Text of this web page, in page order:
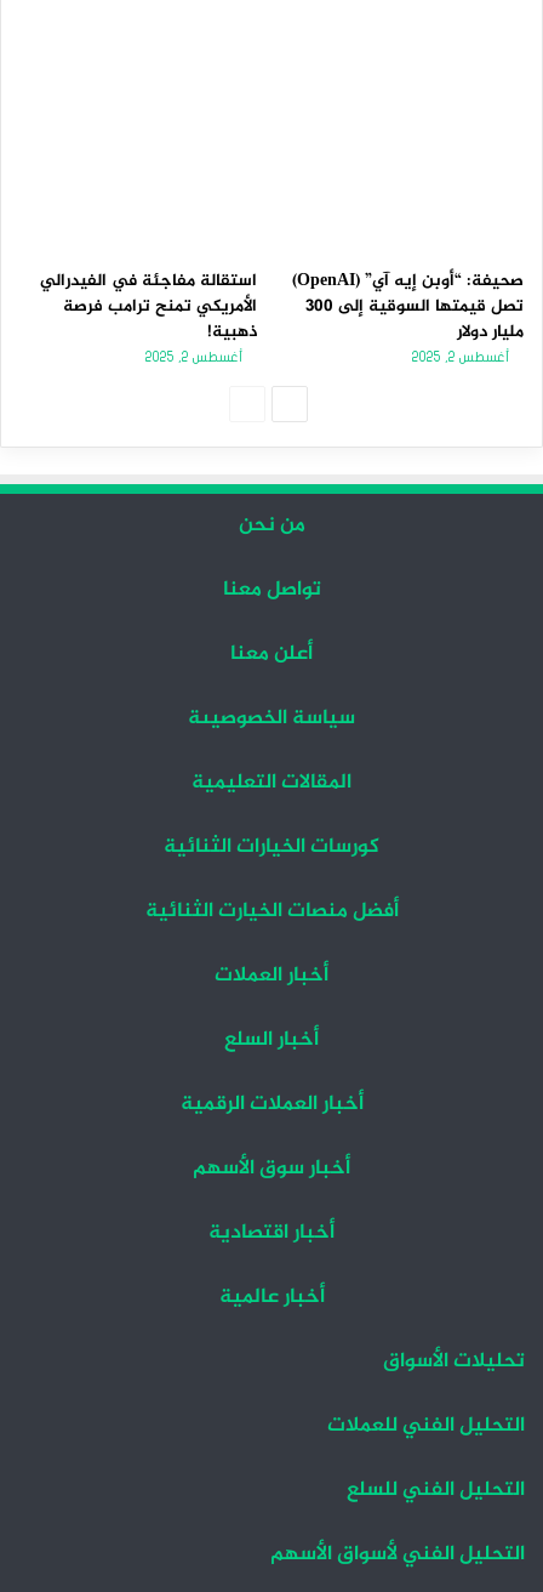
صحيفة: “أوبن إيه آي” (OpenAI)
تصل قيمتها السوقية إلى 300
مليار دولار
أغسطس 2, 2025
استقالة مفاجئة في الفيدرالي
الأمريكي تمنح ترامب فرصة
ذهبية!
أغسطس 2, 2025
من نحن
تواصل معنا
أعلن معنا
سياسة الخصوصيىة
المقالات التعليمية
كورسات الخيارات الثنائية
أفضل منصات الخيارت الثنائية
أخبار العملات
أخبار السلع
أخبار العملات الرقمية
أخبار سوق الأسهم
أخبار اقتصادية
أخبار عالمية
تحليلات الأسواق
التحليل الفني للعملات
التحليل الفني للسلع
التحليل الفني لأسواق الأسهم